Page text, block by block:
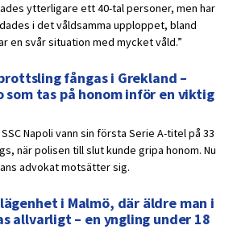
ytterligare ett 40-tal personer, men har
i det våldsamma upploppet, bland
en svår situation med mycket våld.”
fångas i Grekland –
tas på honom inför en viktig
Napoli vann sin första Serie A-titel på 33
när polisen till slut kunde gripa honom. Nu
advokat motsätter sig.
i Malmö, där äldre man i
allvarligt – en yngling under 18